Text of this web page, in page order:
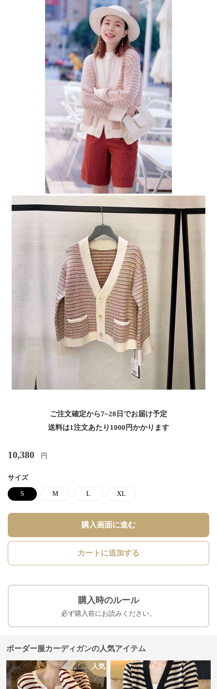
ご注文確定から7~28日でお届け予定
送料は1注文あたり 1000 円かかります
10,380 円
サイズ
S M L XL
購入画面に進む
カートに追加する
購入時のルール
必ず購入前にお読みください。
ボーダー服カーディガンの人気アイテム
人気